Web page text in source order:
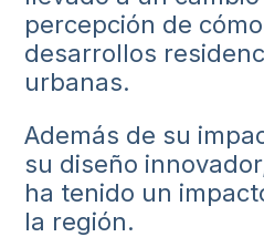
percepción de
desarrollos
urbanas.
Además de su
su diseño
ha tenido un
la región.